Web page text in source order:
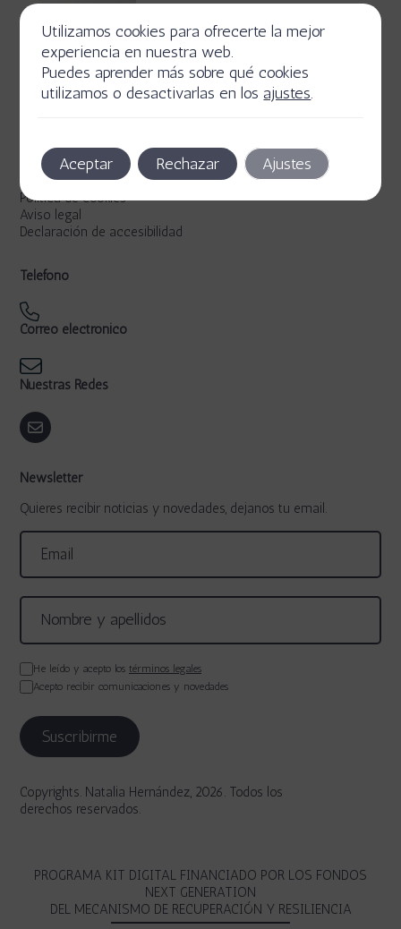
Legal
Política de privacidad
Política de cookies
Aviso legal
Declaración de accesibilidad
Teléfono
Correo electrónico
Nuestras Redes
Newsletter
Quieres recibir noticias y novedades, dejanos tu email.
He leído y acepto los términos legales
Acepto recibir comunicaciones y novedades
Copyrights. Natalia Hernández, 2026. Todos los
derechos reservados.
PROGRAMA KIT DIGITAL FINANCIADO POR LOS FONDOS
NEXT GENERATION
DEL MECANISMO DE RECUPERACIÓN Y RESILIENCIA
Utilizamos cookies para ofrecerte la mejor
experiencia en nuestra web.
Puedes aprender más sobre qué cookies
utilizamos o desactivarlas en losajustes.
Aceptar Rechazar Ajustes